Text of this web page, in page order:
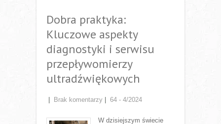
Dobra praktyka:
Kluczowe aspekty
diagnostyki i serwisu
przepływomierzy
ultradźwiękowych
Brak komentarzy 64 - 4/2024
W dzisiejszym świecie